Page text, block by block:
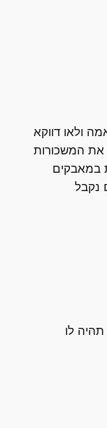
ולאו דווקא
המשכורות
במאבקים
נקבל
תהיה לו